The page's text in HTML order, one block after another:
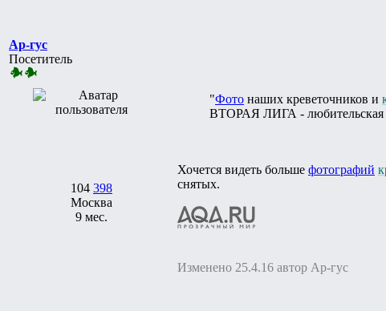
Ар-гус
Посетитель
104 398
Москва
9 мес.
"Фото наших креветочников и
ВТОРАЯ ЛИГА - любительская
Хочется видеть больше фотографий
снятых.
Изменено 25.4.16 автор Ар-гус